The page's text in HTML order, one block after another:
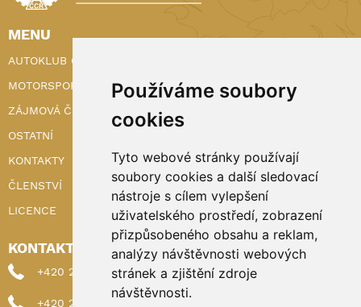
Používáme soubory
cookies
Tyto webové stránky používají
soubory cookies a další sledovací
nástroje s cílem vylepšení
uživatelského prostředí, zobrazení
přizpůsobeného obsahu a reklam,
analýzy návštěvnosti webových
stránek a zjištění zdroje
návštěvnosti.
MENU
AUTOKLUB ČR
MOTORSPORT
ZÁJMOVÁ ČINNOST
OSTATNÍ
KONTAKTY
ČLENSTVÍ
LICENCE
KONTAKTY
+420 222 898 224 (sekretariat)
+420 222 898 221 (členství)